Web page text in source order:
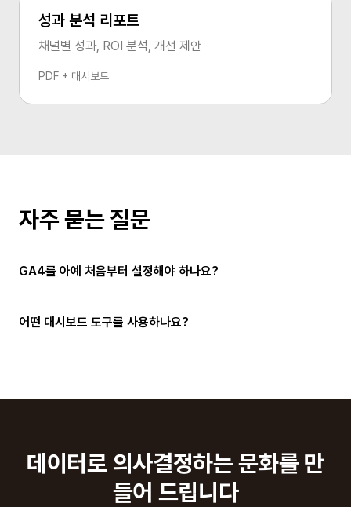
성과 분석 리포트
채널별 성과, ROI 분석, 개선 제안
PDF + 대시보드
자주 묻는 질문
GA4를 아예 처음부터 설정해야 하나요?
어떤 대시보드 도구를 사용하나요?
데이터로 의사결정하는 문화를 만
들어 드립니다